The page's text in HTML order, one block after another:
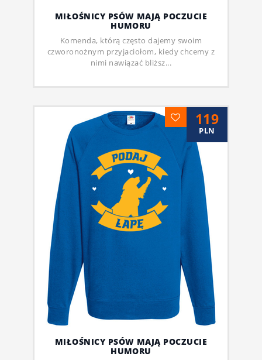
MIŁOŚNICY PSÓW MAJĄ POCZUCIE
HUMORU
Komenda, którą często dajemy swoim
czworonożnym przyjaciołom, kiedy chcemy z
nimi nawiązać bliższ...
119
PLN
MIŁOŚNICY PSÓW MAJĄ POCZUCIE
HUMORU